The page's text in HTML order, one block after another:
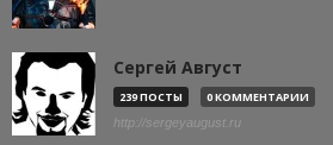
Сергей Август
239 ПОСТЫ 0 КОММЕНТАРИИ
http://sergeyaugust.ru